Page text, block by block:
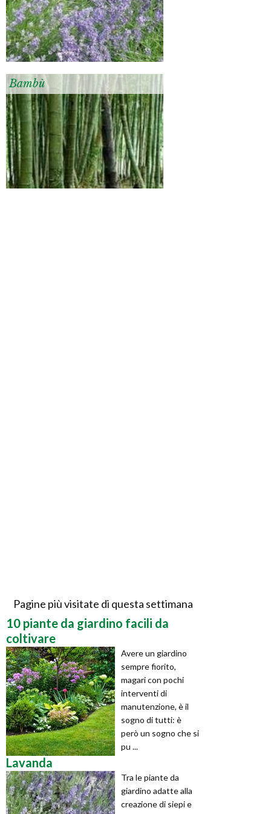
Bambù
Pagine più visitate di questa settimana
10 piante da giardino facili da
coltivare
Avere un giardino
sempre fiorito,
magari con pochi
interventi di
manutenzione, è il
sogno di tutti: è
però un sogno che si
pu ...
Lavanda
Tra le piante da
giardino adatte alla
creazione di siepi e